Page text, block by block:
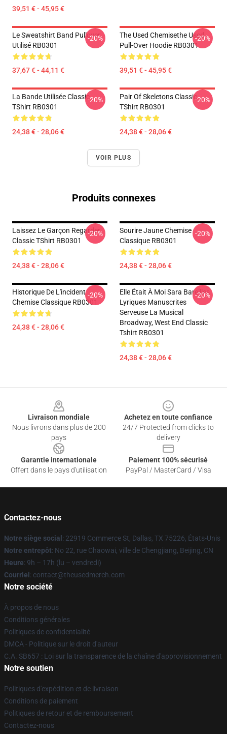
39,51 € - 45,95 €
Le Sweatshirt Band Pullover
Utilisé RB0301
37,67 € - 44,11 €
-20%
The Used Chemisethe Used
Pull-Over Hoodie RB0301
39,51 € - 45,95 €
-20%
La Bande Utilisée Classic
TShirt RB0301
24,38 € - 28,06 €
-20%
Pair Of Skeletons Classic
TShirt RB0301
24,38 € - 28,06 €
-20%
VOIR PLUS
Produits connexes
Laissez Le Garçon Regarder
Classic TShirt RB0301
24,38 € - 28,06 €
-20%
Sourire Jaune Chemise
Classique RB0301
24,38 € - 28,06 €
-20%
Historique De L'incident
Chemise Classique RB0301
24,38 € - 28,06 €
-20%
Elle Était À Moi Sara Bareilles
Lyriques Manuscrites
Serveuse La Musical
Broadway, West End Classic
Tshirt RB0301
24,38 € - 28,06 €
-20%
Livraison mondiale
Nous livrons dans plus de 200
pays
Achetez en toute confiance
24/7 Protected from clicks to
delivery
Garantie internationale
Offert dans le pays d'utilisation
Paiement 100% sécurisé
PayPal / MasterCard / Visa
Contactez-nous
Notre siège social : 22919 Commerce St, Dallas, TX 75226, États-Unis
Notre entrepôt: No 22, rue Chaowai, ville de Chengjiang, Beijing, CN
Heure: 9h – 17h (lu – vendredi)
Courriel : contact@theusedmerch.com
Notre société
À propos de nous
Conditions générales
Politiques de confidentialité
DMCA - Politique sur le droit d'auteur
C.A. SB657 : Loi sur la transparence de la chaîne d'approvisionnement
Notre soutien
Politiques d'expédition et de livraison
Conditions de paiement
Politiques de retour et de remboursement
Contactez-nous